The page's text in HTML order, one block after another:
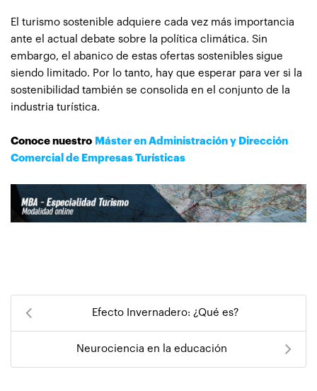
El turismo sostenible adquiere cada vez más importancia
ante el actual debate sobre la política climática. Sin
embargo, el abanico de estas ofertas sostenibles sigue
siendo limitado. Por lo tanto, hay que esperar para ver si la
sostenibilidad también se consolida en el conjunto de la
industria turística.
Conoce nuestro Máster en Administración y Dirección
Comercial de Empresas Turísticas
Efecto Invernadero: ¿Qué es?
Neurociencia en la educación